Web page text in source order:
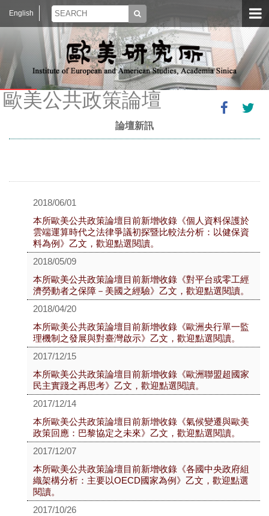
English
歐美公共政策論壇
論壇新訊
2018/06/01
本所歐美公共政策論壇目前新增收錄《個人資料保護於
雲端運算時代之法律爭議初探暨比較法分析：以健保資
料為例》乙文，歡迎點選閱讀。
2018/05/09
本所歐美公共政策論壇目前新增收錄《對平台或零工經
濟勞動者之保障－美國之經驗》乙文，歡迎點選閱讀。
2018/04/20
本所歐美公共政策論壇目前新增收錄《歐洲央行單一監
理機制之發展與對臺灣啟示》乙文，歡迎點選閱讀。
2017/12/15
本所歐美公共政策論壇目前新增收錄《歐洲聯盟超國家
民主實踐之再思考》乙文，歡迎點選閱讀。
2017/12/14
本所歐美公共政策論壇目前新增收錄《氣候變遷與歐美
政策回應：巴黎協定之未來》乙文，歡迎點選閱讀。
2017/12/07
本所歐美公共政策論壇目前新增收錄《各國中央政府組
織架構分析：主要以OECD國家為例》乙文，歡迎點選
閱讀。
2017/10/26